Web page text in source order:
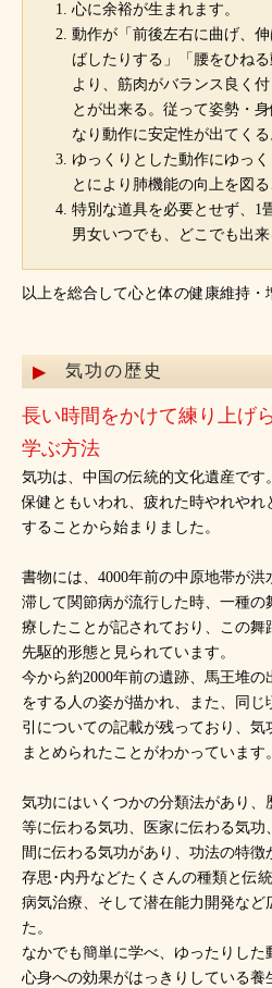
心に余裕が生まれます。
動作が「前後左右に曲げ、
ばしたりする」「腰をひね
より、筋肉がバランス良く
とが出来る。従って姿勢・
なり動作に安定性が出てくる
ゆっくりとした動作にゆっ
とにより肺機能の向上を図る
特別な道具を必要とせず、1
男女いつでも、どこでも出来
以上を総合して心と体の健康維持・
気功の歴史
長い時間をかけて練り上げ
学ぶ方法
気功は、中国の伝統的文化遺産です
保健ともいわれ、疲れた時やれやれ
することから始まりました。
書物には、4000年前の中原地帯が
滞して関節病が流行した時、一種
療したことが記されており、この
先駆的形態と見られています。
今から約2000年前の遺跡、馬王堆
をする人の姿が描かれ、また、同
引についての記載が残っており、
まとめられたことがわかっています。
気功にはいくつかの分類法があり、
等に伝わる気功、医家に伝わる気功
間に伝わる気功があり、功法の特徴
存思･内丹などたくさんの種類と伝
病気治療、そして潜在能力開発など
た。
なかでも簡単に学べ、ゆったりした
心身への効果がはっきりしている養